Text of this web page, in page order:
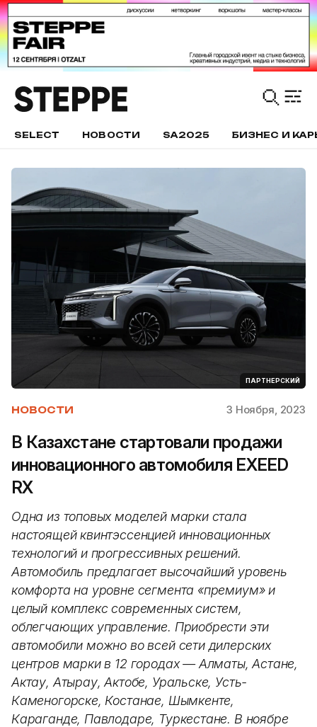
SELECT НОВОСТИ SA2025 БИЗНЕС И
ПАРТНЕРСКИЙ
НОВОСТИ 3 Ноября, 2023
В Казахстане стартовали продажи
инновационного автомобиля EXEED
RX
Одна из топовых моделей марки стала
настоящей квинтэссенцией инновационных
технологий и прогрессивных решений.
Автомобиль предлагает высочайший уровень
комфорта на уровне сегмента «премиум» и
целый комплекс современных систем,
облегчающих управление. Приобрести эти
автомобили можно во всей сети дилерских
центров марки в 12 городах — Алматы, Астане,
Актау, Атырау, Актобе, Уральске, Усть-
Каменогорске, Костанае, Шымкенте,
Караганде, Павлодаре, Туркестане. В ноябре